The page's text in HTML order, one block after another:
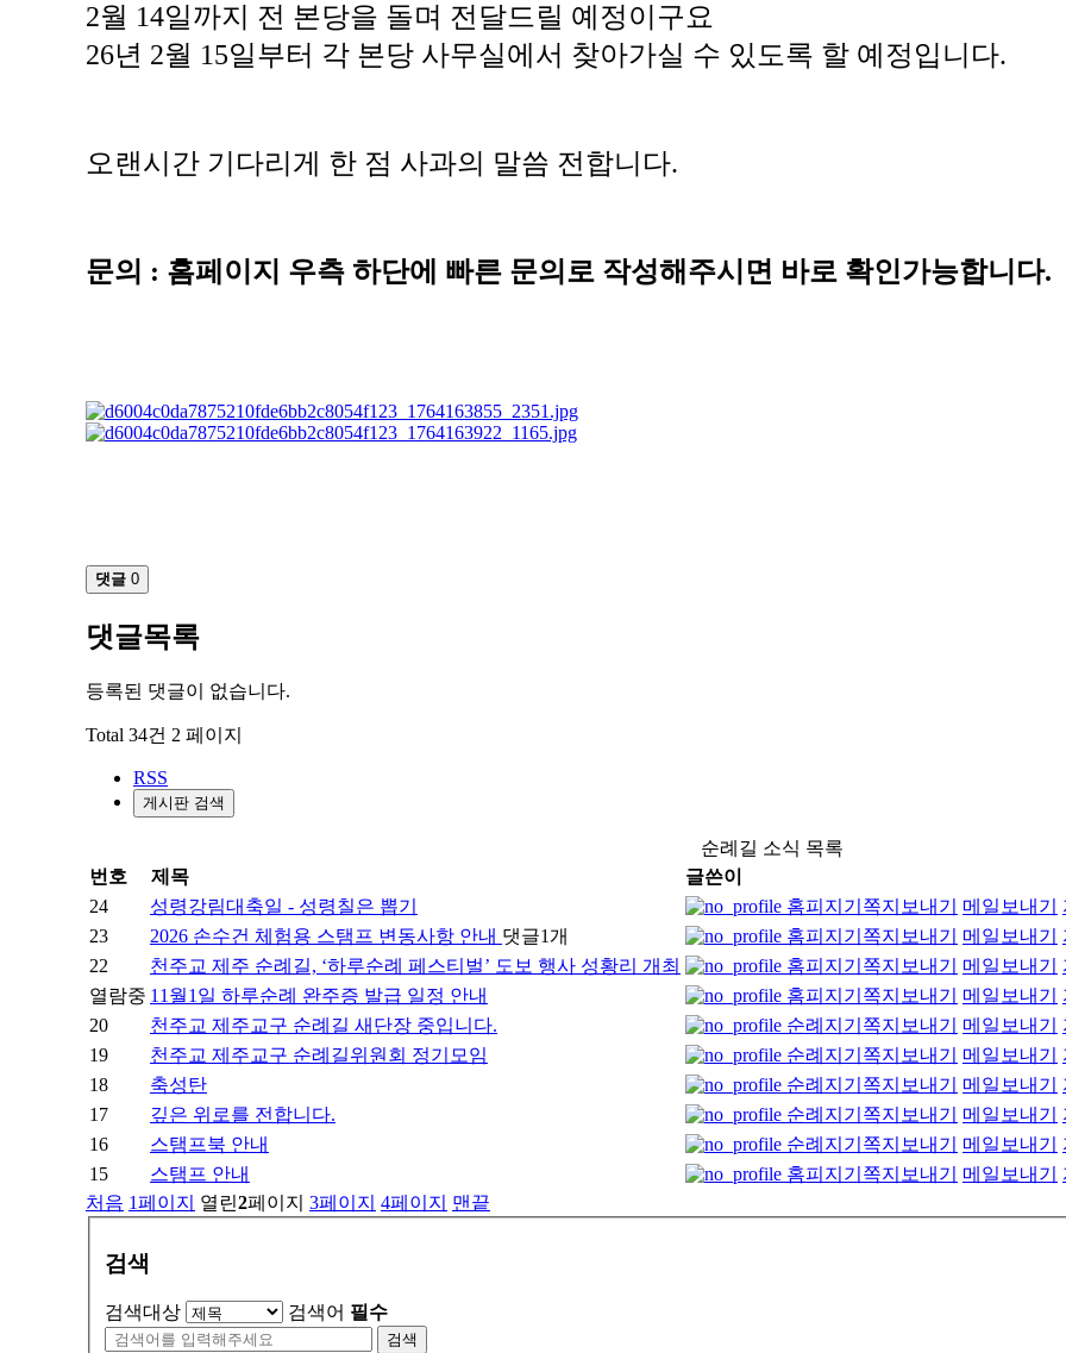
2월 14일까지 전 본당을 돌며 전달드릴 예정이구요
26년 2월 15일부터 각 본당 사무실에서 찾아가실 수 있도록 할 예정입니다.
오랜시간 기다리게 한 점 사과의 말씀 전합니다.
문의 : 홈페이지 우측 하단에 빠른 문의로 작성해주시면 바로 확인가능합니다.
댓글 0
댓글목록
등록된 댓글이 없습니다.
Total 34건 2 페이지
RSS
게시판 검색
순례길 소식 목록
번호
제목
글쓴이
24
성령강림대축일 - 성령칠은 뽑기 홈피지기 쪽지보내기 메일보내기
23
2026 손수건 체험용 스탬프 변동사항 안내 댓글1개 홈피지기 쪽지보내기 메일보내기
22
천주교 제주 순례길, ‘하루순례 페스티벌’ 도보 행사 성황리 개최 홈피지기 쪽지보내기 메일보내기
열람중 11월1일 하루순례 완주증 발급 일정 안내 홈피지기 쪽지보내기 메일보내기
20
천주교 제주교구 순례길 새단장 중입니다. 순례지기 쪽지보내기 메일보내기
19
천주교 제주교구 순례길위원회 정기모임 순례지기 쪽지보내기 메일보내기
18
축성탄 순례지기 쪽지보내기 메일보내기
17
깊은 위로를 전합니다. 순례지기 쪽지보내기 메일보내기
16
스탬프북 안내 순례지기 쪽지보내기 메일보내기
15
스탬프 안내 홈피지기 쪽지보내기 메일보내기
처음 1페이지 열린2페이지 3페이지 4페이지 맨끝
검색
검색대상 검색어 필수
검색